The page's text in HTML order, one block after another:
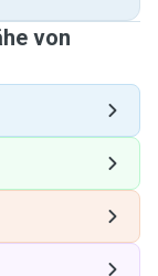
von